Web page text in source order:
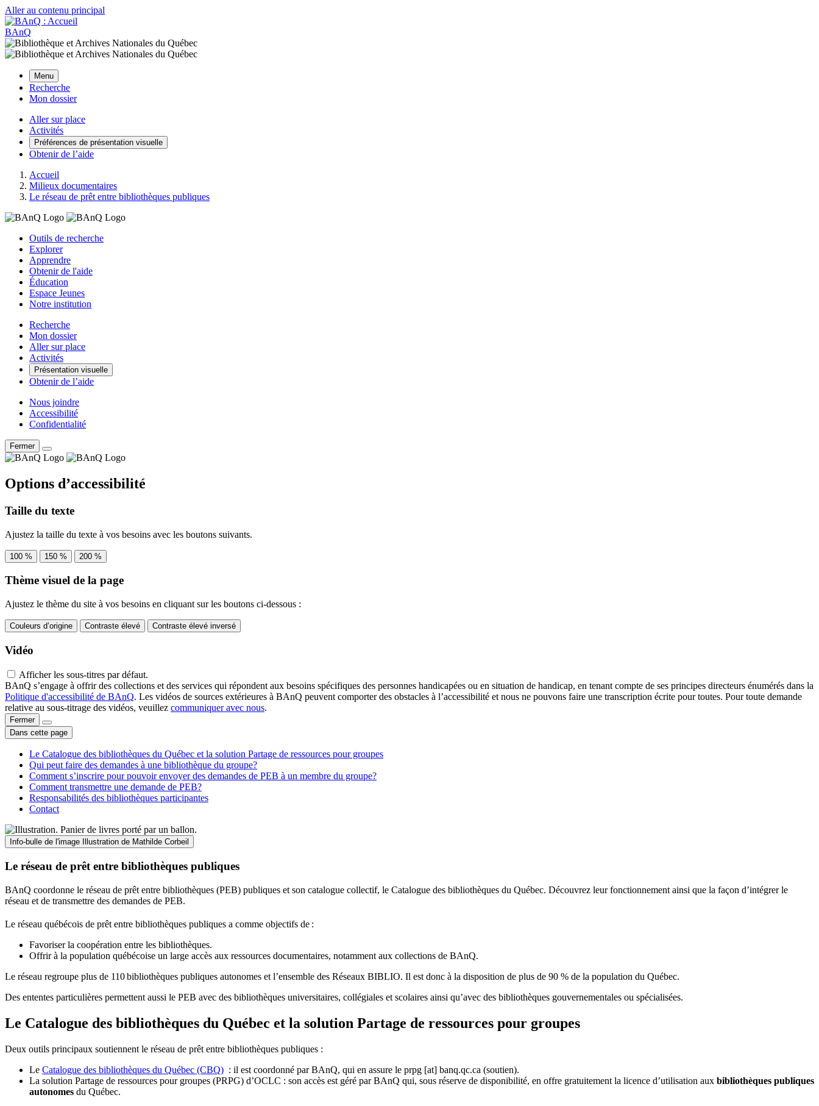
Aller au contenu principal
BAnQ
Menu
Recherche
Mon dossier
Aller sur place
Activités
Préférences de présentation visuelle
Obtenir de l’aide
Accueil
Milieux documentaires
Le réseau de prêt entre bibliothèques publiques
Outils de recherche
Explorer
Apprendre
Obtenir de l'aide
Éducation
Espace Jeunes
Notre institution
Recherche
Mon dossier
Aller sur place
Activités
Présentation visuelle
Obtenir de l’aide
Nous joindre
Accessibilité
Confidentialité
Fermer
Options d’accessibilité
Taille du texte
Ajustez la taille du texte à vos besoins avec les boutons suivants.
100 % 150 % 200 %
Thème visuel de la page
Ajustez le thème du site à vos besoins en cliquant sur les boutons ci-dessous :
Couleurs d’origine Contraste élevé Contraste élevé inversé
Vidéo
Afficher les sous-titres par défaut.
BAnQ s’engage à offrir des collections et des services qui répondent aux besoins spécifiques des personnes handicapées ou en situation de handicap, en tenant compte de ses principes directeurs énumérés dans la
Politique d'accessibilité de BAnQ. Les vidéos de sources extérieures à BAnQ peuvent comporter des obstacles à l’accessibilité et nous ne pouvons faire une transcription écrite pour toutes. Pour toute demande
relative au sous-titrage des vidéos, veuillez communiquer avec nous.
Fermer
Dans cette page
Le Catalogue des bibliothèques du Québec et la solution Partage de ressources pour groupes
Qui peut faire des demandes à une bibliothèque du groupe?
Comment s’inscrire pour pouvoir envoyer des demandes de PEB à un membre du groupe?
Comment transmettre une demande de PEB?
Responsabilités des bibliothèques participantes
Contact
Info-bulle de l'image Illustration de Mathilde Corbeil
Le réseau de prêt entre bibliothèques publiques
BAnQ coordonne le réseau de prêt entre bibliothèques (PEB) publiques et son catalogue collectif, le Catalogue des bibliothèques du Québec. Découvrez leur fonctionnement ainsi que la façon d’intégrer le
réseau et de transmettre des demandes de PEB.
Le réseau québécois de prêt entre bibliothèques publiques a comme objectifs de :
Favoriser la coopération entre les bibliothèques.
Offrir à la population québécoise un large accès aux ressources documentaires, notamment aux collections de BAnQ.
Le réseau regroupe plus de 110bibliothèques publiques autonomes et l’ensemble des Réseaux BIBLIO. Il est donc à la disposition de plus de 90 % de la population du Québec.
Des ententes particulières permettent aussi le PEB avec des bibliothèques universitaires, collégiales et scolaires ainsi qu’avec des bibliothèques gouvernementales ou spécialisées.
Le Catalogue des bibliothèques du Québec et la solution Partage de ressources pour groupes
Deux outils principaux soutiennent le réseau de prêt entre bibliothèques publiques :
Le Catalogue des bibliothèques du Québec (CBQ) : il est coordonné par BAnQ, qui en assure le prpg [at] banq.qc.ca (soutien).
La solution Partage de ressources pour groupes (PRPG) d’OCLC : son accès est géré par BAnQ qui, sous réserve de disponibilité, en offre gratuitement la licence d’utilisation aux bibliothèques publiques
autonomes du Québec.